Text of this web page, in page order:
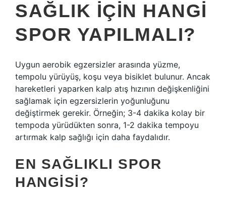
SAĞLIK IÇIN HANGI
SPOR YAPILMALI?
Uygun aerobik egzersizler arasında yüzme,
tempolu yürüyüş, koşu veya bisiklet bulunur. Ancak
hareketleri yaparken kalp atış hızının değişkenliğini
sağlamak için egzersizlerin yoğunluğunu
değiştirmek gerekir. Örneğin; 3-4 dakika kolay bir
tempoda yürüdükten sonra, 1-2 dakika tempoyu
artırmak kalp sağlığı için daha faydalıdır.
EN SAĞLIKLI SPOR
HANGISI?